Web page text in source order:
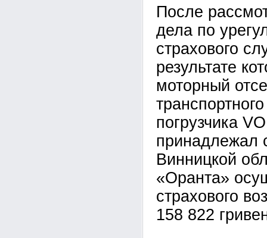
После
дела по
страхового
результате
моторный
погрузчика
принадлежал
Винницкой
«Оранта»
страхового
158 822